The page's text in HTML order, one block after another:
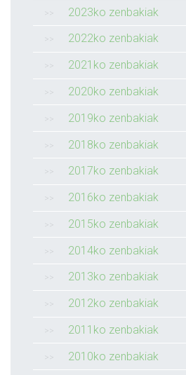
2023ko zenbakiak
2022ko zenbakiak
2021ko zenbakiak
2020ko zenbakiak
2019ko zenbakiak
2018ko zenbakiak
2017ko zenbakiak
2016ko zenbakiak
2015ko zenbakiak
2014ko zenbakiak
2013ko zenbakiak
2012ko zenbakiak
2011ko zenbakiak
2010ko zenbakiak